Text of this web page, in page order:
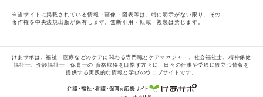
※当サイトに掲載されている情報・画像・図表等は、特に明示がない限り、その
著作権を中央法規出版が保有します。無断引用・転載・複製は禁じます。
けあサポは、福祉・医療などのケアに関わる専門職とケアマネジャー、社会福祉士、精神保健
福祉士、介護福祉士、保育士の 資格取得を目指す方々に、日々の仕事や受験に役立つ情報を
提供する実践的な情報と学びのウェブサイトです。